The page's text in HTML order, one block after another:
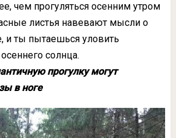
чем прогуляться осенним утром
листья навевают мысли о
и ты пытаешься уловить
солнца.
прогулку могут
в ноге